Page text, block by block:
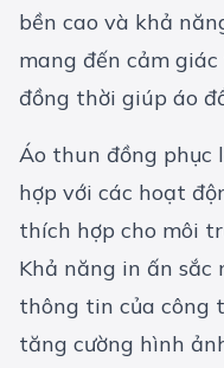
bền cao và khả
mang đến cảm
đồng thời giúp áo
Áo thun đồng phục
hợp với các hoạt
thích hợp cho môi
Khả năng in ấn
thông tin của công
tăng cường hình